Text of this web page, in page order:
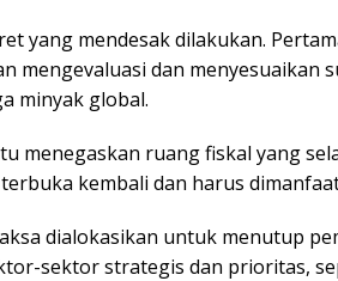
yang mendesak dilakukan.
mengevaluasi dan menyesuaikan
minyak global.
menegaskan ruang fiskal yang
kembali dan harus
dialokasikan untuk menutup
sektor strategis dan prioritas,